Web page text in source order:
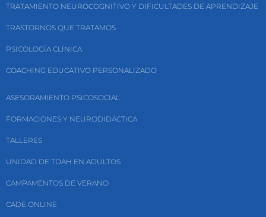
TRATAMIENTO NEUROCOGNITIVO Y DIFICULTADES DE APRENDIZAJE
TRASTORNOS QUE TRATAMOS
PSICOLOGÍA CLÍNICA
COACHING EDUCATIVO PERSONALIZADO
ASESORAMIENTO PSICOSOCIAL
FORMACIONES Y NEURODIDÁCTICA
TALLERES
UNIDAD DE TDAH EN ADULTOS
CAMPAMENTOS DE VERANO
CADE ONLINE